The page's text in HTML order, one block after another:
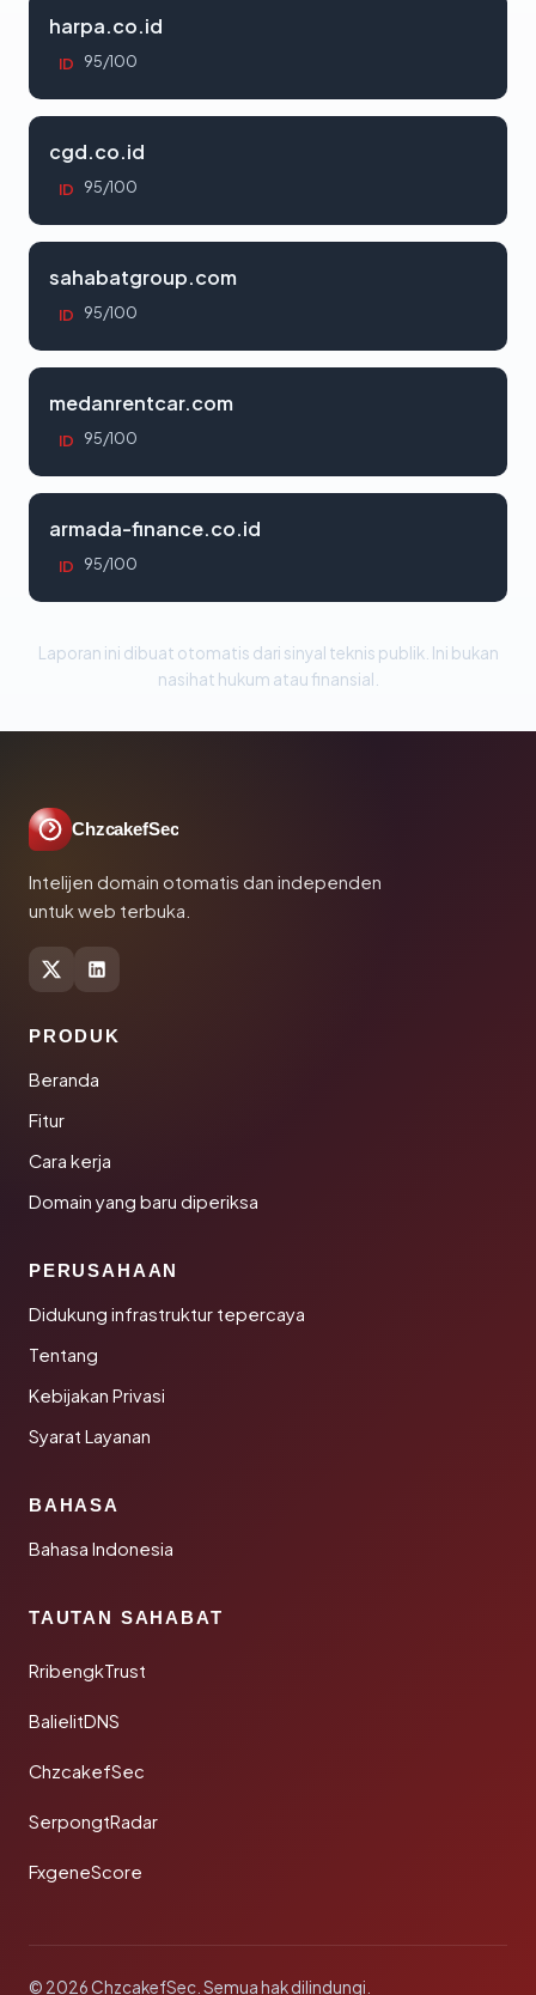
harpa.co.id
ID 95/100
cgd.co.id
ID 95/100
sahabatgroup.com
ID 95/100
medanrentcar.com
ID 95/100
armada-finance.co.id
ID 95/100
Laporan ini dibuat otomatis dari sinyal teknis publik. Ini bukan
nasihat hukum atau finansial.
ChzcakefSec
Intelijen domain otomatis dan independen
untuk web terbuka.
PRODUK
Beranda
Fitur
Cara kerja
Domain yang baru diperiksa
PERUSAHAAN
Didukung infrastruktur tepercaya
Tentang
Kebijakan Privasi
Syarat Layanan
BAHASA
Bahasa Indonesia
TAUTAN SAHABAT
RribengkTrust
BalielitDNS
ChzcakefSec
SerpongtRadar
FxgeneScore
© 2026 ChzcakefSec. Semua hak dilindungi.